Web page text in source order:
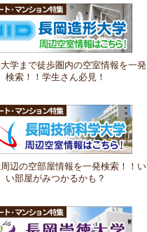
学まで徒歩圏内の空室情報を一発
検索！！学生さん必見！
辺の空部屋情報を一発検索！！い
い部屋がみつかるかも？